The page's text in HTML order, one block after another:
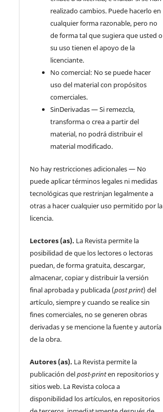
realizado cambios. Puede hacerlo en
cualquier forma razonable, pero no
de forma tal que sugiera que usted o
su uso tienen el apoyo de la
licenciante.
No comercial: No se puede hacer
uso del material con propósitos
comerciales.
SinDerivadas — Si remezcla,
transforma o crea a partir del
material, no podrá distribuir el
material modificado.
No hay restricciones adicionales — No
puede aplicar términos legales ni medidas
tecnológicas que restrinjan legalmente a
otras a hacer cualquier uso permitido por la
licencia.
Lectores (as). La Revista permite la
posibilidad de que los lectores o lectoras
puedan, de forma gratuita, descargar,
almacenar, copiar y distribuir la versión
final aprobada y publicada (post print) del
artículo, siempre y cuando se realice sin
fines comerciales, no se generen obras
derivadas y se mencione la fuente y autoría
de la obra.
Autores (as). La Revista permite la
publicación delpost-printen repositorios y
sitios web. La Revista coloca a
disponibilidad los artículos, en repositorios